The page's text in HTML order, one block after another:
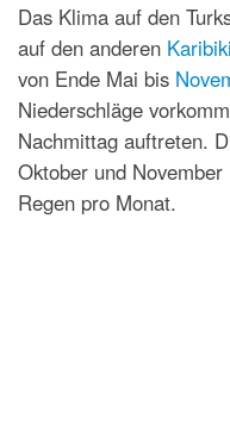
Das Klima auf den
auf den anderen
von Ende Mai bis
Niederschläge
Nachmittag auftreten.
Oktober und
Regen pro Monat.